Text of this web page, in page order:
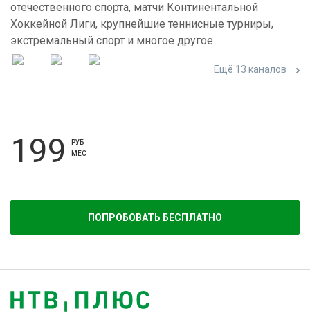
отечественного спорта, матчи Континентальной
Хоккейной Лиги, крупнейшие теннисные турниры,
экстремальный спорт и многое другое
Ещё 13 каналов
199
РУБ
МЕС
ПОПРОБОВАТЬ БЕСПЛАТНО